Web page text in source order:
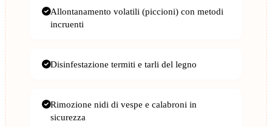
Allontanamento volatili (piccioni) con metodi
incruenti
Disinfestazione termiti e tarli del legno
Rimozione nidi di vespe e calabroni in
sicurezza